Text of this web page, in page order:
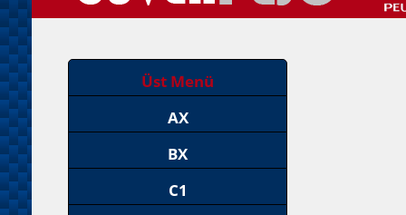
Üst Menü
AX
BX
C1